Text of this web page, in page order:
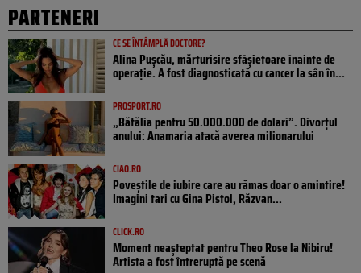
PARTENERI
CE SE ÎNTÂMPLĂ DOCTORE?
Alina Pușcău, mărturisire sfâșietoare înainte de
operație. A fost diagnosticată cu cancer la sân în...
PROSPORT.RO
„Bătălia pentru 50.000.000 de dolari”. Divorțul
anului: Anamaria atacă averea milionarului
CIAO.RO
Poveştile de iubire care au rămas doar o amintire!
Imagini tari cu Gina Pistol, Răzvan...
CLICK.RO
Moment neașteptat pentru Theo Rose la Nibiru!
Artista a fost întreruptă pe scenă